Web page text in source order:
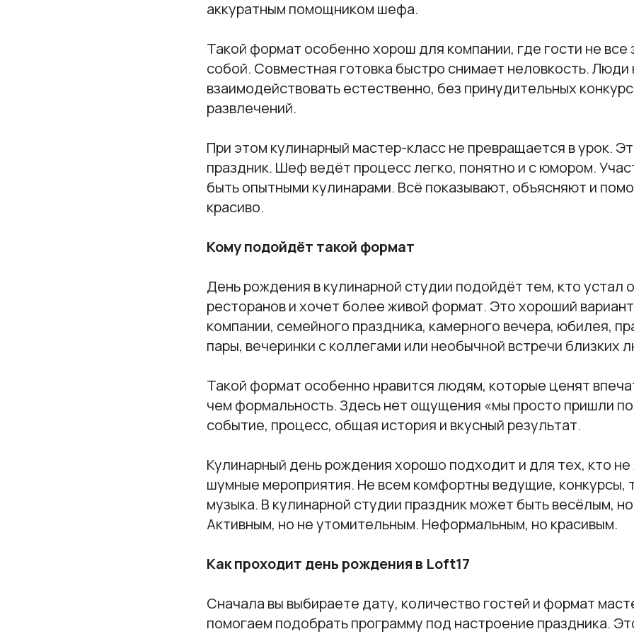
аккуратным помощником шефа.
Такой формат особенно хорош для компании, где гости не
собой. Совместная готовка быстро снимает неловкость.
взаимодействовать естественно, без принудительных
развлечений.
При этом кулинарный мастер-класс не превращается в урок.
праздник. Шеф ведёт процесс легко, понятно и с юмором.
быть опытными кулинарами. Всё показывают, объясняют и
красиво.
Кому подойдёт такой формат
День рождения в кулинарной студии подойдёт тем, кто устал
ресторанов и хочет более живой формат. Это хороший
компании, семейного праздника, камерного вечера, юбилея,
пары, вечеринки с коллегами или необычной встречи близких
Такой формат особенно нравится людям, которые ценят
чем формальность. Здесь нет ощущения «мы просто пришли
событие, процесс, общая история и вкусный результат.
Кулинарный день рождения хорошо подходит и для тех, кто
шумные мероприятия. Не всем комфортны ведущие, конкурсы,
музыка. В кулинарной студии праздник может быть весёлым,
Активным, но не утомительным. Неформальным, но красивым.
Как проходит день рождения в Loft17
Сначала вы выбираете дату, количество гостей и формат
помогаем подобрать программу под настроение праздника.